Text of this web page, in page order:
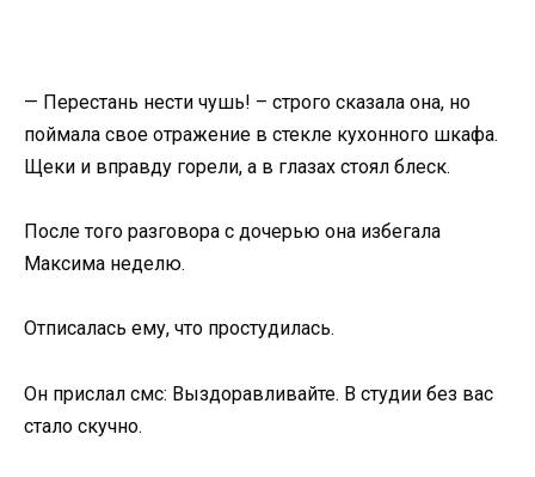
— Перестань нести чушь! – строго сказала она, но
поймала свое отражение в стекле кухонного шкафа.
Щеки и вправду горели, а в глазах стоял блеск.
После того разговора с дочерью она избегала
Максима неделю.
Отписалась ему, что простудилась.
Он прислал смс: Выздоравливайте. В студии без вас
стало скучно.